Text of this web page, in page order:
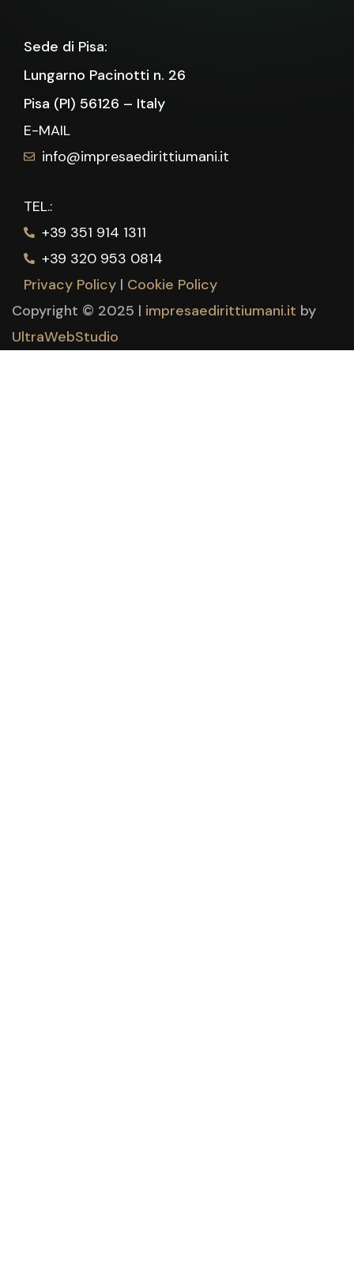
Sede di Pisa:
Lungarno Pacinotti n. 26
Pisa (PI) 56126 – Italy
E-MAIL
info@impresaedirittiumani.it
TEL.:
+39 351 914 1311
+39 320 953 0814
Privacy Policy | Cookie Policy
Copyright © 2025 | impresaedirittiumani.it by
UltraWebStudio